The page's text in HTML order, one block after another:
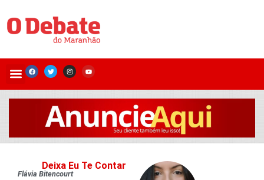
Deixa Eu Te Contar
Flávia Bitencourt